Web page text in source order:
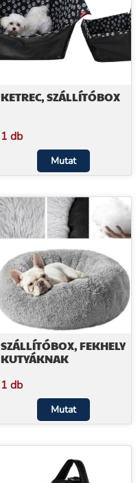
KETREC, SZÁLLÍTÓBOX
1 db
Mutat
SZÁLLÍTÓBOX, FEKHELY
KUTYÁKNAK
1 db
Mutat